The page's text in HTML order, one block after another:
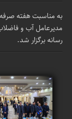
به مناسبت هفته
مدیرعامل آب و
رسانه برگزار شد.